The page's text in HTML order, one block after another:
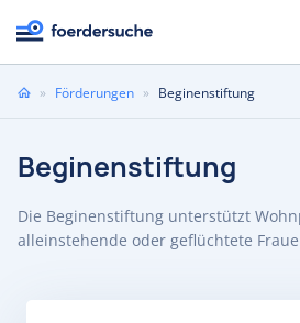
Sie» Förderungen » Beginenstiftung
Beginenstiftung
Die Beginenstiftung unterstützt
alleinstehende oder geflüchtete